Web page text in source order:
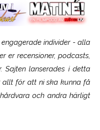
individer - alla
er recensioner, podcasts,
Sajten lanserades i detta
allt för att ni ska kunna få
och andra härligt